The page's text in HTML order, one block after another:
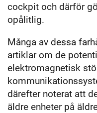
cockpit och därför
opålitlig.
Många av dessa
artiklar om de
elektromagnetisk
därefter noterat att
äldre enheter på